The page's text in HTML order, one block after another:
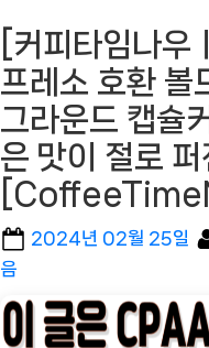
[커피타임나우
프레소 호환 볼
그라운드 캡슐
은 맛이 절로
Posted
2024년 02월 25일
음